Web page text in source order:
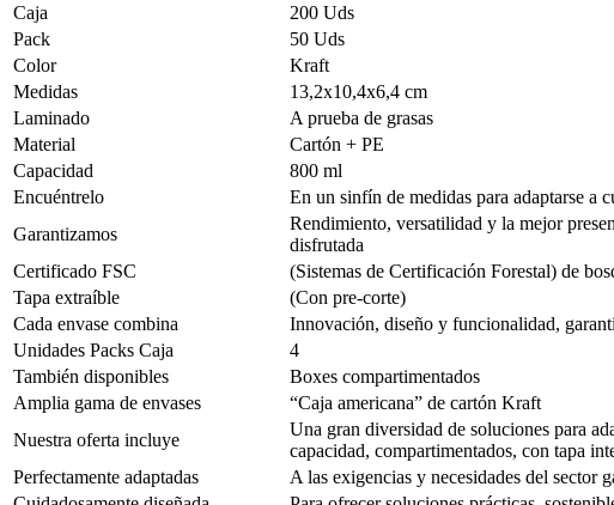
Caja
200 Uds
Pack
50 Uds
Color
Kraft
Medidas
13,2x10,4x6,4 cm
Laminado
A prueba de grasas
Material
Cartón + PE
Capacidad
800 ml
Encuéntrelo
En un sinfín de medidas para adaptarse a
Garantizamos
Rendimiento, versatilidad y la mejor
disfrutada
Certificado FSC
(Sistemas de Certificación Forestal) de
Tapa extraíble
(Con pre-corte)
Cada envase combina
Innovación, diseño y funcionalidad,
Unidades Packs Caja
4
También disponibles
Boxes compartimentados
Amplia gama de envases
“Caja americana” de cartón Kraft
Nuestra oferta incluye
Una gran diversidad de soluciones para
capacidad, compartimentados, con tapa
Perfectamente adaptadas
A las exigencias y necesidades del sector